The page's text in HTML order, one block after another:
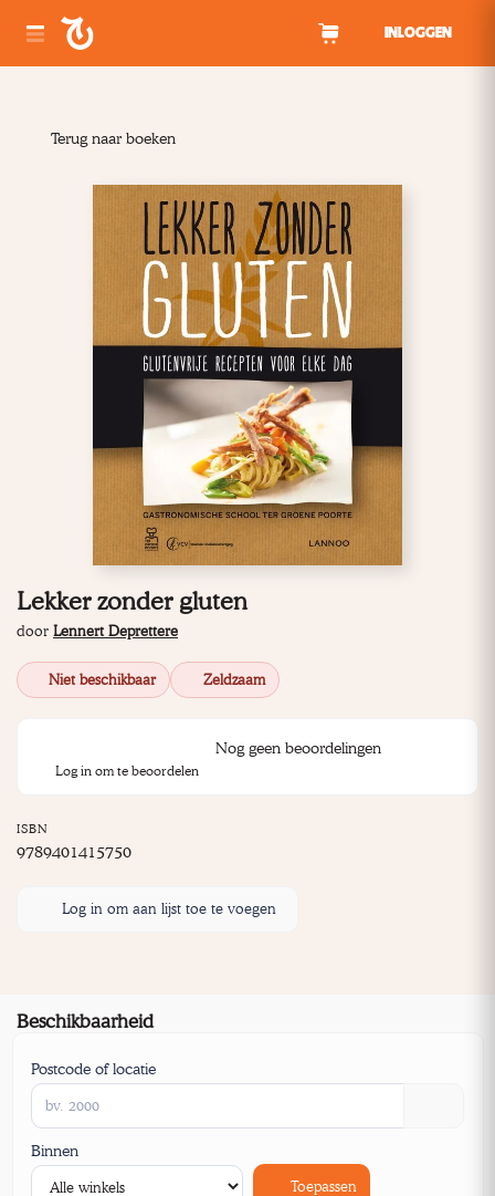
INLOGGEN
Terug naar boeken
Lekker zonder gluten
door Lennert Deprettere
Niet beschikbaar Zeldzaam
Nog geen beoordelingen
Log in om te beoordelen
ISBN
9789401415750
Log in om aan lijst toe te voegen
Beschikbaarheid
Postcode of locatie
Binnen
Toepassen